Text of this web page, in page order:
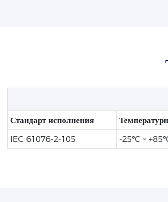
Стандарт исполнения
IEC 61076-2-105
-25℃ ~